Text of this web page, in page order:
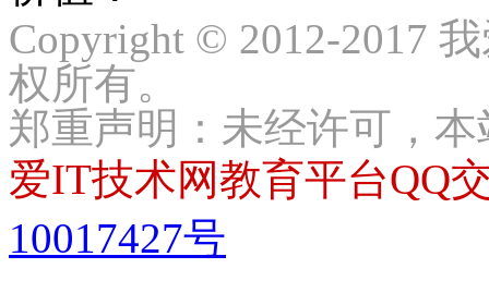
Copyright © 2012-2017
权所有。
郑重声明：未经许可，
爱IT技术网教育平台QQ
10017427号